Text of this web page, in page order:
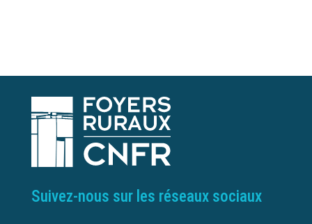
Suivez-nous sur les réseaux sociaux